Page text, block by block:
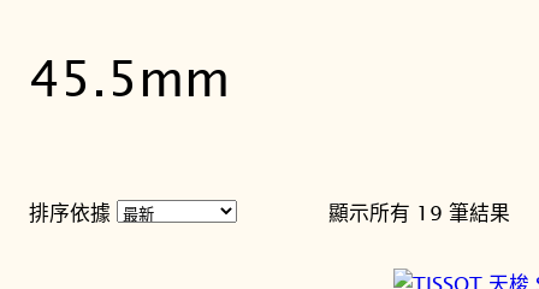
45.5mm
排序依據 顯示所有 19 筆結果
新